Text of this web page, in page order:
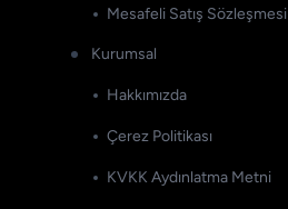
Mesafeli Satış Sözleşmesi
Kurumsal
Hakkımızda
Çerez Politikası
KVKK Aydınlatma Metni